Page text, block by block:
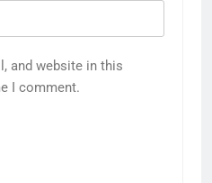
and website in this
I comment.